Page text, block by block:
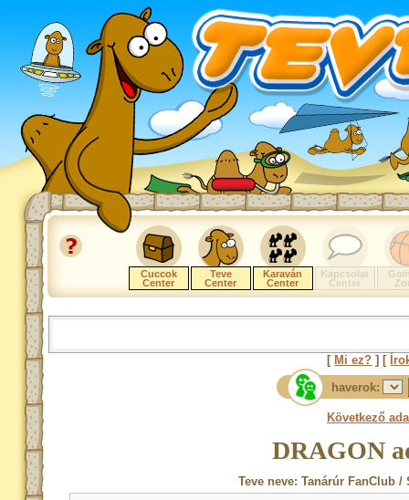
Cuccok
Center
Teve
Center
Karaván
Center
Kapcsolat
Center
[ Mi ez? ] [
haverok:
Következő
DRAGON
Teve neve: Tanárúr FanClub /